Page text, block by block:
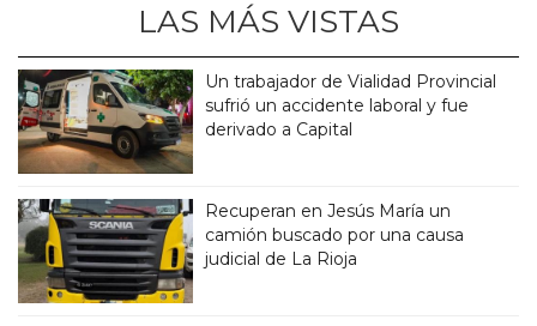
LAS MÁS VISTAS
Un trabajador de Vialidad Provincial
sufrió un accidente laboral y fue
derivado a Capital
Recuperan en Jesús María un
camión buscado por una causa
judicial de La Rioja